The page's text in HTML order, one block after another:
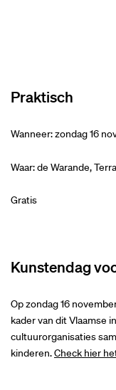
Praktisch
Wanneer: zondag 16
Waar: de Warande,
Gratis
Kunstendag
Op zondag 16
kader van dit Vlaamse
cultuurorganisaties
kinderen.Check hier